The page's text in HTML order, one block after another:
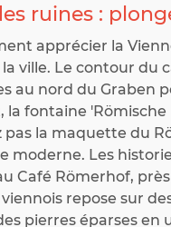
ruines :
apprécier la
la ville. Le contour du
au nord du Graben
la fontaine
pas la maquette du
moderne. Les
Café Römerhof,
repose sur
pierres éparses en